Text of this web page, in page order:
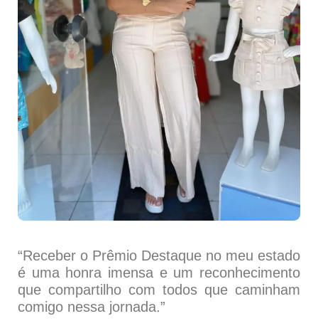
“Receber o Prêmio Destaque no meu estado
é uma honra imensa e um reconhecimento
que compartilho com todos que caminham
comigo nessa jornada.”